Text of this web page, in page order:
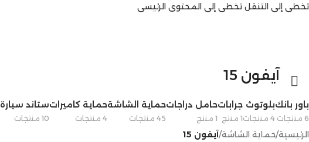
تخطي إلى التنقل تخطي إلى المحتوى الرئيسي
آيفون 15
باور بانك
6 منتجات
بلوتوث
4 منتجات
جرابات
1 منتج
حامل دراجات
1 منتج
حماية الشاشة
45 منتجات
حماية كاميرات
4 منتجات
ستاند سيارة
10 منتجات
الرئيسية/حماية الشاشة/آيفون 15